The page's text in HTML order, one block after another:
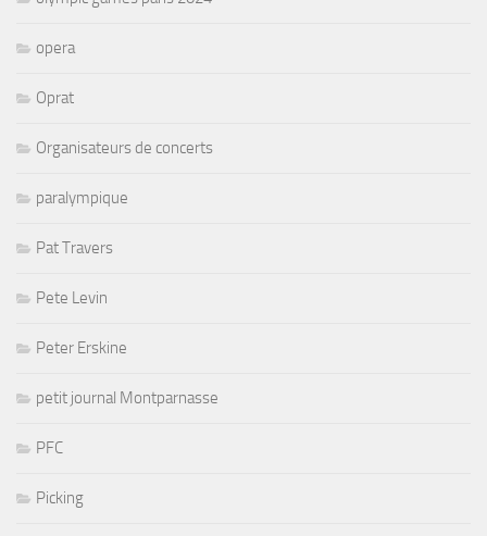
opera
Oprat
Organisateurs de concerts
paralympique
Pat Travers
Pete Levin
Peter Erskine
petit journal Montparnasse
PFC
Picking